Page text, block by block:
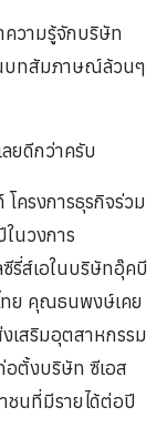
ความรู้จักบริษัท
บทสัมภาษณ์ล้วนๆ
ยดีกว่าครับ
ครงการธุรกิจร่วม
นวงการ
รี่ส์เอในบริษัทอุ๊คบี
ทย คุณธนพงษ์เคย
เสริมอุตสาหกรรม
ตั้งบริษัท ซีเอส
นที่มีรายได้ต่อปี